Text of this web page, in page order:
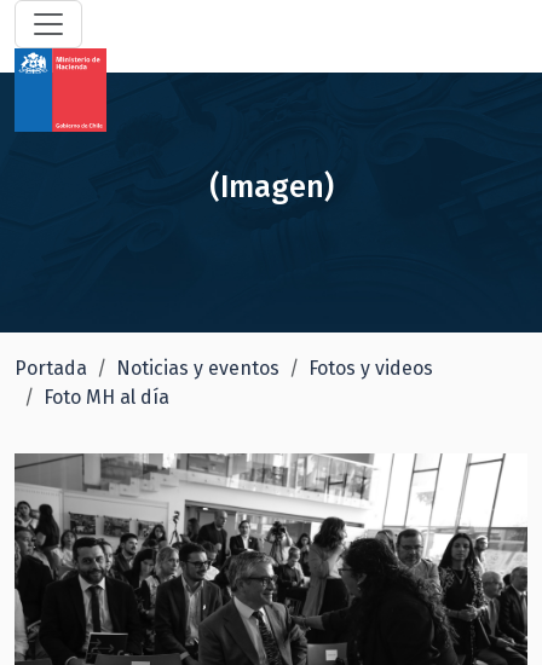
(Imagen)
Portada Noticias y eventos
Fotos y videos
Foto MH al día